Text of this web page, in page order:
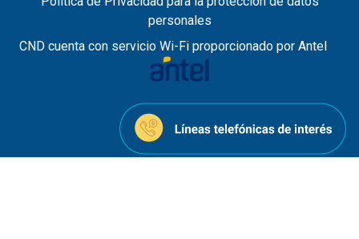
personales
CND cuenta con servicio Wi-Fi proporcionado por Antel